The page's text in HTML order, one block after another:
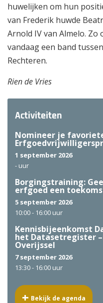
huwelijken om hun
van Frederik huwde
Arnold IV van Almelo.
vandaag een band
Rechteren.
Rien de Vries
Activiteiten
Nomineer je
1 september 2026
- uur
Borgingstraining:
erfgoed een
5 september 2026
10:00 - 16:00 uur
Kennisbijeenkomst
het Datasetregister
Overijssel
7 september 2026
13:30 - 16:00 uur
Bekijk de agenda